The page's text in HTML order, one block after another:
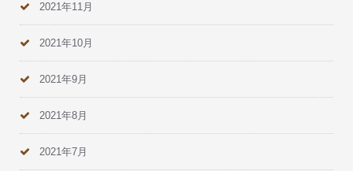
2021年11月
2021年10月
2021年9月
2021年8月
2021年7月